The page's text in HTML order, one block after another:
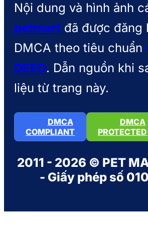
Nội dung và hình ảnh
petmart đã được đăng
DMCA theo tiêu chuẩn
DEED. Dẫn nguồn khi
liệu từ trang này.
DMCA
COMPLIANT
DMCA
PROTECTED
2011 - 2026 © PET
- Giấy phép số